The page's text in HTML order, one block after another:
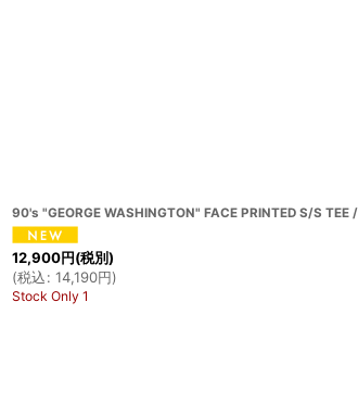
90's "GEORGE WASHINGTON" FACE PRINTED S/S
12,900円(税別)
(税込: 14,190円)
Stock Only 1